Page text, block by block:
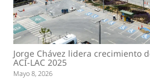
Jorge Chávez lidera crecimiento
ACI-LAC 2025
Mayo 8, 2026